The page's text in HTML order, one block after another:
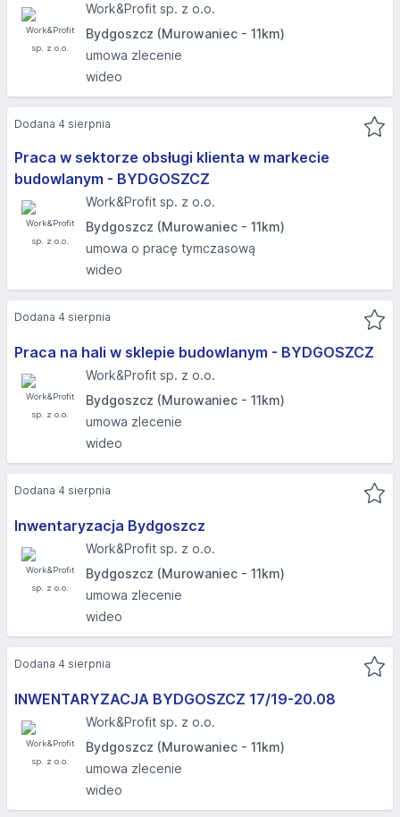
Work&Profit sp. z o.o.
Bydgoszcz (Murowaniec - 11km)
umowa zlecenie
wideo
Praca w sektorze obsługi klienta w markecie
budowlanym - BYDGOSZCZ
Work&Profit sp. z o.o.
Bydgoszcz (Murowaniec - 11km)
umowa o pracę tymczasową
wideo
Dodana 4 sierpnia
Praca na hali w sklepie budowlanym - BYDGOSZCZ
Work&Profit sp. z o.o.
Bydgoszcz (Murowaniec - 11km)
umowa zlecenie
wideo
Dodana 4 sierpnia
Inwentaryzacja Bydgoszcz
Work&Profit sp. z o.o.
Bydgoszcz (Murowaniec - 11km)
umowa zlecenie
wideo
Dodana 4 sierpnia
INWENTARYZACJA BYDGOSZCZ 17/19-20.08​
Work&Profit sp. z o.o.
Bydgoszcz (Murowaniec - 11km)
umowa zlecenie
wideo
Dodana 4 sierpnia